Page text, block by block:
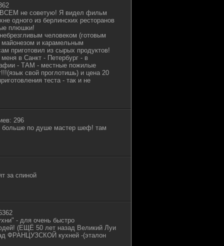
не советую! Я видел фильм
одного из берлинских ресторанов
плюшки!
человеком (готовым
и карамельным
приготовил из сырых продуктов!
в Санкт - Петербург - в
- ТАМ - местные пожилые
свой проглотишь) и цена 20
теста - так и не
296
больше по душе мастер шеф! там
за спиной
- для очень быстро
(ЕЩЁ 50 лет назад Великий Луи
ФРАНЦУЗСКОЙ кухней -(эталон